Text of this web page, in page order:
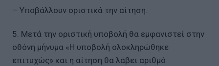
– Υποβάλλουν οριστικά την αίτηση.
5. Μετά την οριστική υποβολή θα εμφανιστεί στην
οθόνη μήνυμα «Η υποβολή ολοκληρώθηκε
επιτυχώς» και η αίτηση θα λάβει αριθμό